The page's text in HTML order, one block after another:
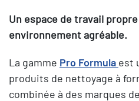
Un espace de travail
environnement agréable.
La gamme Pro Formula est
produits de nettoyage à
combinée à des marques